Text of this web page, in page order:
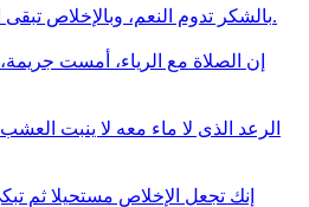
بالشكر تدوم النعم، وبالإخلاص تبقى الأمم، وبالمعاصي تبيد وتهلك.
إن الصلاة مع الرياء، أمست
الرعد الذى لا ماء معه لا ينبت
إنك تجعل الإخلاص مستحيلا ثم